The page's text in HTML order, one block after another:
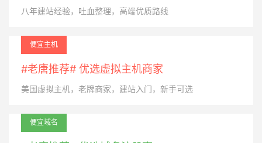
八年建站经验，吐血整理，高端优质路线
便宜主机
#老唐推荐# 优选虚拟主机商家
美国虚拟主机，老牌商家，建站入门，新手可选
便宜域名